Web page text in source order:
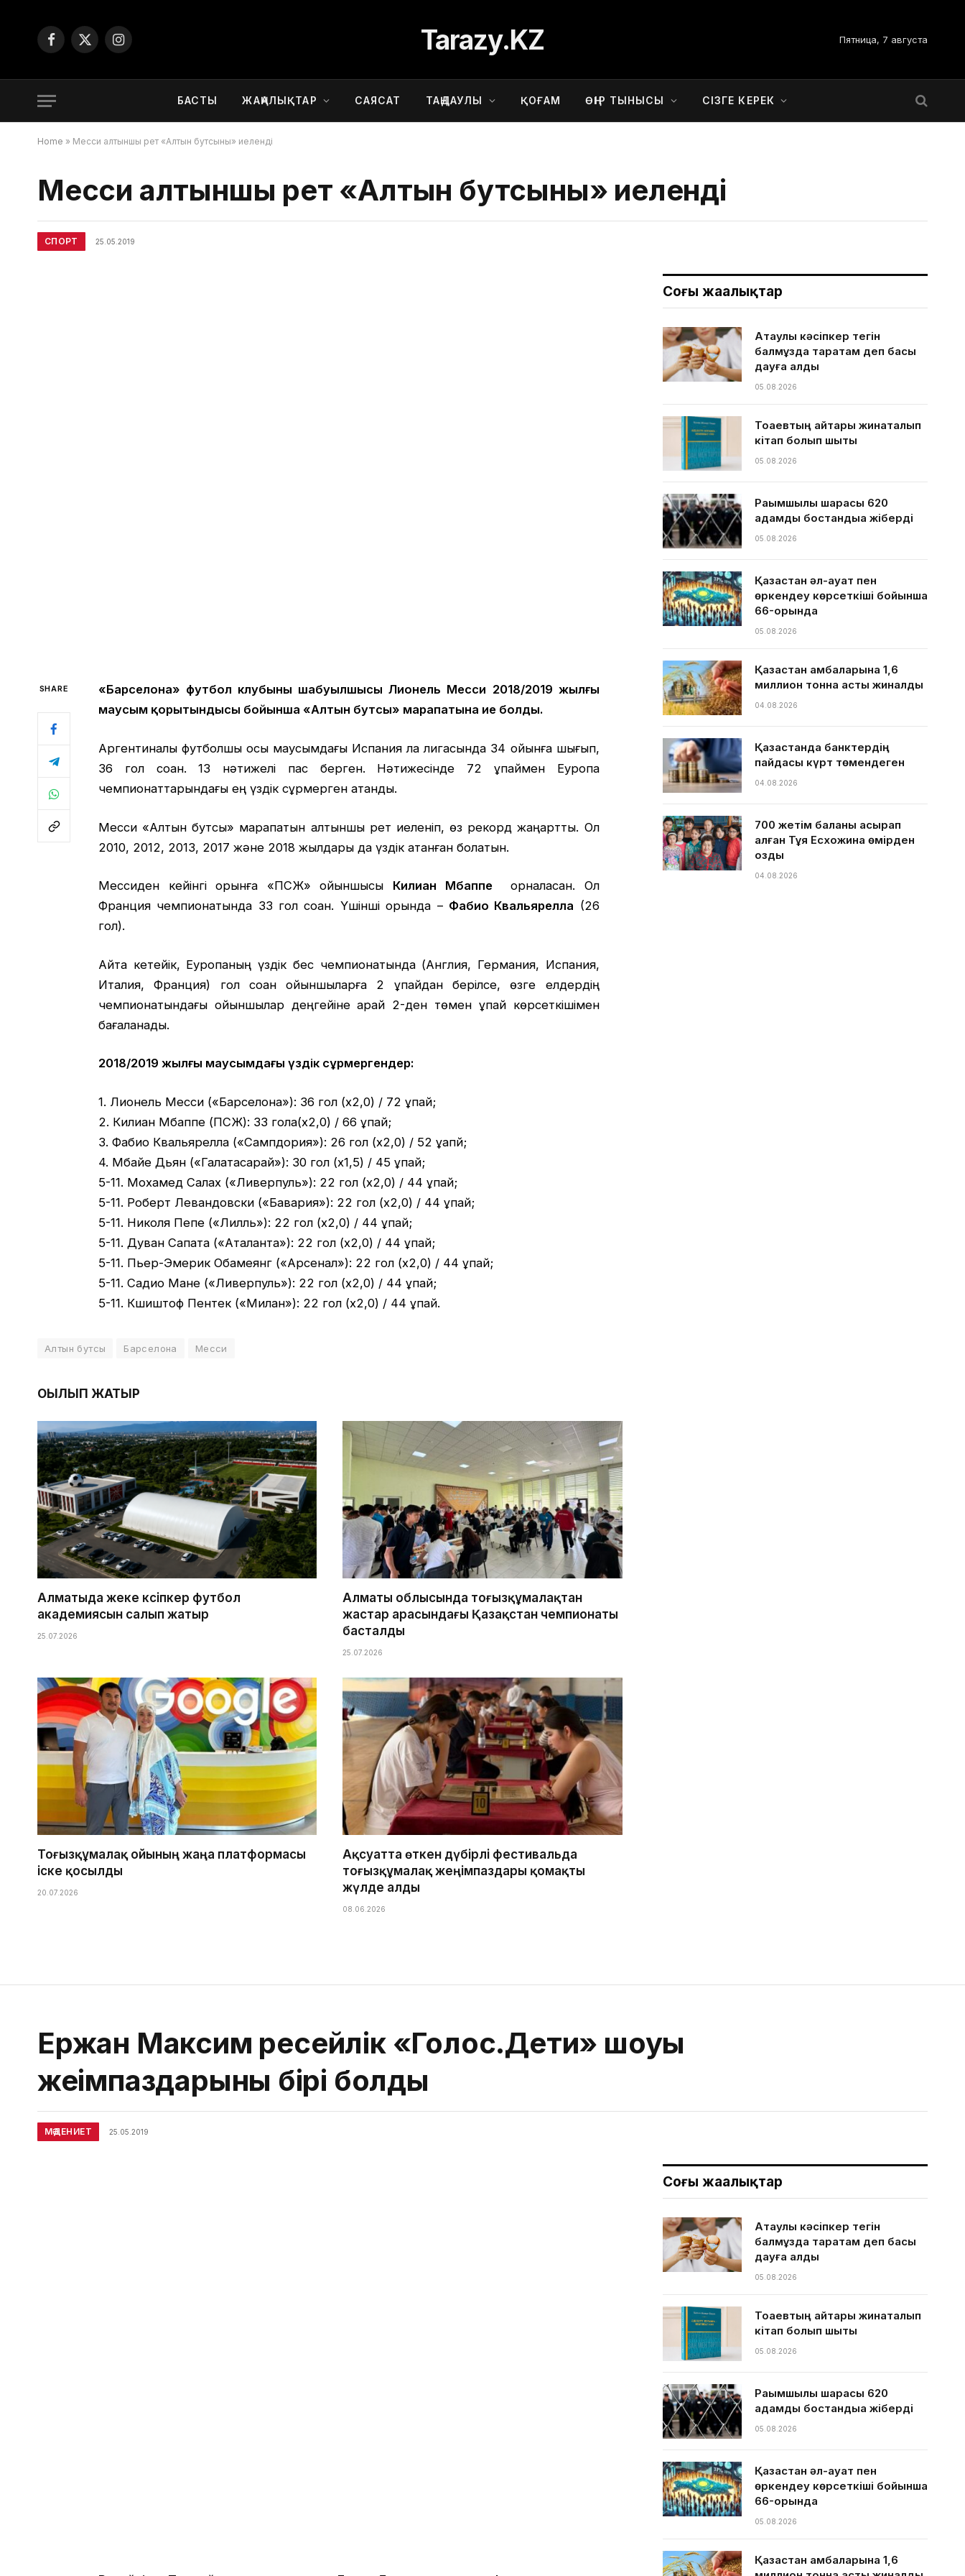
Facebook
X
Instagram Tarazy.KZ Пятница, 7 августа
БАСТЫ ЖАҢАЛЫҚТАР САЯСАТ ТАҢДАУЛЫ ҚОҒАМ ӨҢІР ТЫНЫСЫ СІЗГЕ КЕРЕК
Home » Месси алтыншы рет «Алтын бутсыны» иеленді
Месси алтыншы рет «Алтын бутсыны» иеленді
СПОРТ 25.05.2019
SHARE
«Барселона» футбол клубының шабуылшысы Лионель Месси 2018/2019 жылғы
маусым қорытындысы бойынша «Алтын бутсы» марапатына ие болды.
Аргентиналық футболшы осы маусымдағы Испания ла лигасында 34 ойынға шығып,
36 гол соққан. 13 нәтижелі пас берген. Нәтижесінде 72 ұпаймен Еуропа
чемпионаттарындағы ең үздік сұрмерген атанды.
Месси «Алтын бутсы» марапатын алтыншы рет иеленіп, өз рекорд жаңартты. Ол
2010, 2012, 2013, 2017 және 2018 жылдары да үздік атанған болатын.
Мессиден кейінгі орынға «ПСЖ» ойыншысы Килиан Мбаппеорналасқан. Ол
Франция чемпионатында 33 гол соққан. Үшінші орында – Фабио Квальярелла (26
гол).
Айта кетейік, Еуропаның үздік бес чемпионатында (Англия, Германия, Испания,
Италия, Франция) гол соққан ойыншыларға 2 ұпайдан берілсе, өзге елдердің
чемпионатындағы ойыншылар деңгейіне қарай 2-ден төмен ұпай көрсеткішімен
бағаланады.
2018/2019 жылғы маусымдағы үздік сұрмергендер:
1. Лионель Месси («Барселона»): 36 гол (x2,0) / 72 ұпай;
2. Килиан Мбаппе (ПСЖ): 33 гола(x2,0) / 66 ұпай;
3. Фабио Квальярелла («Сампдория»): 26 гол (x2,0) / 52 ұапй;
4. Мбайе Дьян («Галатасарай»): 30 гол (x1,5) / 45 ұпай;
5-11. Мохамед Салах («Ливерпуль»): 22 гол (x2,0) / 44 ұпай;
5-11. Роберт Левандовски («Бавария»): 22 гол (x2,0) / 44 ұпай;
5-11. Николя Пепе («Лилль»): 22 гол (x2,0) / 44 ұпай;
5-11. Дуван Сапата («Аталанта»): 22 гол (x2,0) / 44 ұпай;
5-11. Пьер-Эмерик Обамеянг («Арсенал»): 22 гол (x2,0) / 44 ұпай;
5-11. Садио Мане («Ливерпуль»): 22 гол (x2,0) / 44 ұпай;
5-11. Кшиштоф Пентек («Милан»): 22 гол (x2,0) / 44 ұпай.
Алтын бутсы Барселона Месси
ОҚЫЛЫП ЖАТЫР
Алматыда жеке кәсіпкер футбол
академиясын салып жатыр
25.07.2026
Алматы облысында тоғызқұмалақтан
жастар арасындағы Қазақстан чемпионаты
басталды
25.07.2026
Тоғызқұмалақ ойының жаңа платформасы
іске қосылды
20.07.2026
Ақсуатта өткен дүбірлі фестивальда
тоғызқұмалақ жеңімпаздары қомақты
жүлде алды
08.06.2026
Соңғы жаңалықтар
Ақтаулық кәсіпкер тегін
балмұздақ таратам деп басы
дауға қалды
05.08.2026
Тоқаевтың айтқары жинақталып
кітап болып шықты
05.08.2026
Рақымшылық шарасы 620
адамды бостандыққа жіберді
05.08.2026
Қазақстан әл-ауқат пен
өркендеу көрсеткіші бойынша
66-орында
05.08.2026
Қазақстан қамбаларына 1,6
миллион тонна астық жиналды
04.08.2026
Қазақстанда банктердің
пайдасы күрт төмендеген
04.08.2026
700 жетім баланы асырап
алған Тұяқ Есхожина өмірден
озды
04.08.2026
Ержан Максим ресейлік «Голос.Дети» шоуы
жеңімпаздарының бірі болды
МӘДЕНИЕТ 25.05.2019
Соңғы жаңалықтар
Ақтаулық кәсіпкер тегін
балмұздақ таратам деп басы
дауға қалды
05.08.2026
Тоқаевтың айтқары жинақталып
кітап болып шықты
05.08.2026
Рақымшылық шарасы 620
адамды бостандыққа жіберді
05.08.2026
Қазақстан әл-ауқат пен
өркендеу көрсеткіші бойынша
66-орында
05.08.2026
Қазақстан қамбаларына 1,6